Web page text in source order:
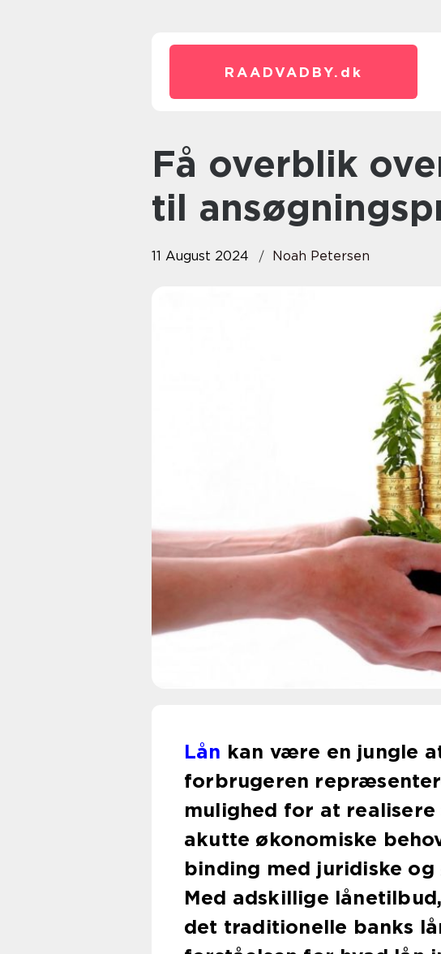
RAADVADBY. dk
Få overblik over lån: Fra typer
til
11 August 2024 Noah Petersen
Lån kan være en jungle
forbrugeren
mulighed for at
akutte økonomiske
binding med juridiske
Med adskillige
det traditionelle banks